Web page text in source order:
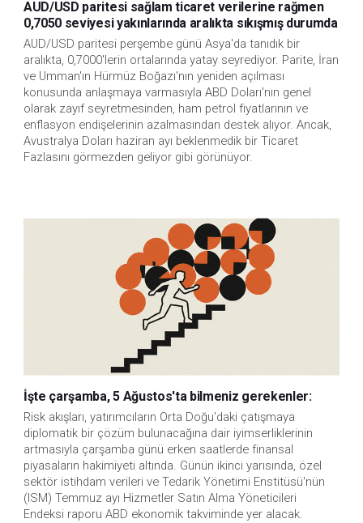
AUD/USD paritesi sağlam ticaret verilerine rağmen
0,7050 seviyesi yakınlarında aralıkta sıkışmış durumda
AUD/USD paritesi perşembe günü Asya'da tanıdık bir
aralıkta, 0,7000'lerin ortalarında yatay seyrediyor. Parite, İran
ve Umman'ın Hürmüz Boğazı'nın yeniden açılması
konusunda anlaşmaya varmasıyla ABD Doları'nın genel
olarak zayıf seyretmesinden, ham petrol fiyatlarının ve
enflasyon endişelerinin azalmasından destek alıyor. Ancak,
Avustralya Doları haziran ayı beklenmedik bir Ticaret
Fazlasını görmezden geliyor gibi görünüyor.
İşte çarşamba, 5 Ağustos'ta bilmeniz gerekenler:
Risk akışları, yatırımcıların Orta Doğu'daki çatışmaya
diplomatik bir çözüm bulunacağına dair iyimserliklerinin
artmasıyla çarşamba günü erken saatlerde finansal
piyasaların hakimiyeti altında. Günün ikinci yarısında, özel
sektör istihdam verileri ve Tedarik Yönetimi Enstitüsü'nün
(ISM) Temmuz ayı Hizmetler Satın Alma Yöneticileri
Endeksi raporu ABD ekonomik takviminde yer alacak.